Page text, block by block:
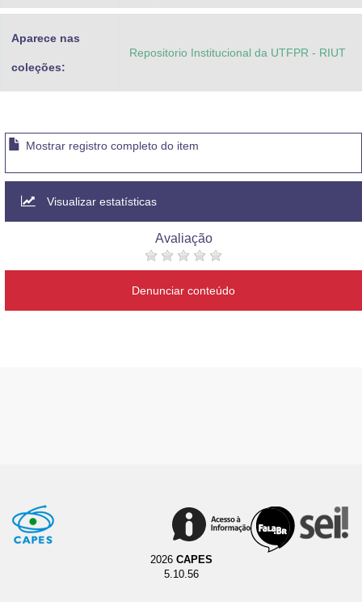
Aparece nas
coleções:
Repositorio Institucional da UTFPR - RIUT
Mostrar registro completo do item
Visualizar estatísticas
Avaliação
Denunciar conteúdo
2026 CAPES
5.10.56